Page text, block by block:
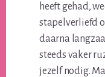
heeft gehad,
stapelverliefd
daarna
steeds vaker
jezelf nodig.